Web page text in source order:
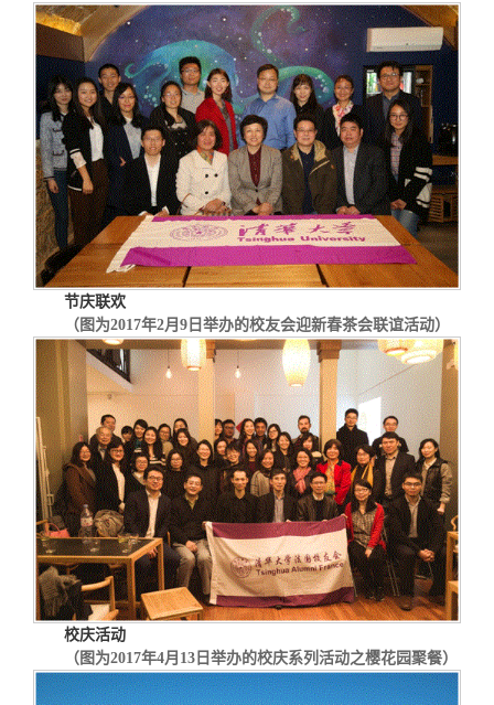
节庆联欢
（图为2017年2月9日举办的校友会迎新春茶会联谊活动）
校庆活动
（图为2017年4月13日举办的校庆系列活动之樱花园聚餐）